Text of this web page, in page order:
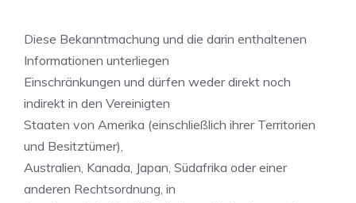
Diese Bekanntmachung und die darin enthaltenen
Informationen unterliegen
Einschränkungen und dürfen weder direkt noch
indirekt in den Vereinigten
Staaten von Amerika (einschließlich ihrer Territorien
und Besitztümer),
Australien, Kanada, Japan, Südafrika oder einer
anderen Rechtsordnung, in